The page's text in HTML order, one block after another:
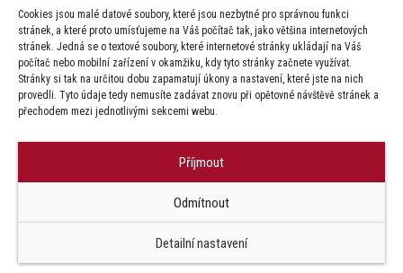
Cookies jsou malé datové soubory, které jsou nezbytné pro správnou funkci
stránek, a které proto umísťujeme na Váš počítač tak, jako většina internetových
stránek. Jedná se o textové soubory, které internetové stránky ukládají na Váš
počítač nebo mobilní zařízení v okamžiku, kdy tyto stránky začnete využívat.
Stránky si tak na určitou dobu zapamatují úkony a nastavení, které jste na nich
provedli. Tyto údaje tedy nemusíte zadávat znovu při opětovné návštěvě stránek a
přechodem mezi jednotlivými sekcemi webu.
Příjmout
Odmítnout
Detailní nastavení
Vinohradská 190, 130 00 Praha 3
Za publikovaný obsah odpovídají jednotliví autoři.
Factory s.r.o. zapovězeno.